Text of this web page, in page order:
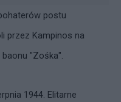
postu
przez Kampinos na
baonu "Zośka".
1944. Elitarne